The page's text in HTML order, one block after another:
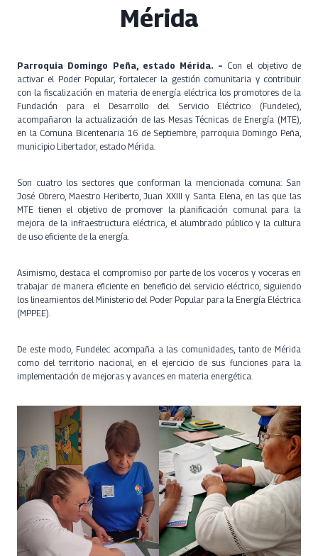
Mérida
Parroquia Domingo Peña, estado Mérida. – Con el objetivo de
activar el Poder Popular, fortalecer la gestión comunitaria y contribuir
con la fiscalización en materia de energía eléctrica los promotores de la
Fundación para el Desarrollo del Servicio Eléctrico (Fundelec),
acompañaron la actualización de las Mesas Técnicas de Energía (MTE),
en la Comuna Bicentenaria 16 de Septiembre, parroquia Domingo Peña,
municipio Libertador, estado Mérida.
Son cuatro los sectores que conforman la mencionada comuna: San
José Obrero, Maestro Heriberto, Juan XXIII y Santa Elena, en las que las
MTE tienen el objetivo de promover la planificación comunal para la
mejora de la infraestructura eléctrica, el alumbrado público y la cultura
de uso eficiente de la energía.
Asimismo, destaca el compromiso por parte de los voceros y voceras en
trabajar de manera eficiente en beneficio del servicio eléctrico, siguiendo
los lineamientos del Ministerio del Poder Popular para la Energía Eléctrica
(MPPEE).
De este modo, Fundelec acompaña a las comunidades, tanto de Mérida
como del territorio nacional, en el ejercicio de sus funciones para la
implementación de mejoras y avances en materia energética.